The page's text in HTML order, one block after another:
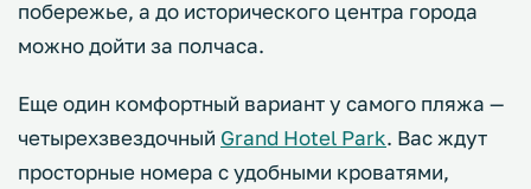
побережье, а до исторического центра города
можно дойти за полчаса.
Еще один комфортный вариант у самого пляжа —
четырехзвездочный Grand Hotel Park. Вас ждут
просторные номера с удобными кроватями,